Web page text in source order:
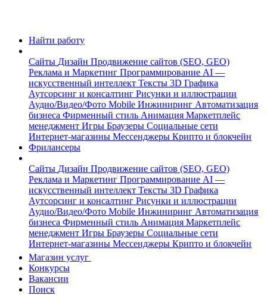
Найти работу
Сайты Дизайн Продвижение сайтов (SEO, GEO)
Реклама и Маркетинг Программирование AI —
искусственный интеллект Тексты 3D Графика
Аутсорсинг и консалтинг Рисунки и иллюстрации
Аудио/Видео/Фото Mobile Инжиниринг Автоматизация
бизнеса Фирменный стиль Анимация Маркетплейс
менеджмент Игры Браузеры Социальные сети
Интернет-магазины Мессенджеры Крипто и блокчейн
Фрилансеры
Сайты Дизайн Продвижение сайтов (SEO, GEO)
Реклама и Маркетинг Программирование AI —
искусственный интеллект Тексты 3D Графика
Аутсорсинг и консалтинг Рисунки и иллюстрации
Аудио/Видео/Фото Mobile Инжиниринг Автоматизация
бизнеса Фирменный стиль Анимация Маркетплейс
менеджмент Игры Браузеры Социальные сети
Интернет-магазины Мессенджеры Крипто и блокчейн
Магазин услуг
Конкурсы
Вакансии
Поиск